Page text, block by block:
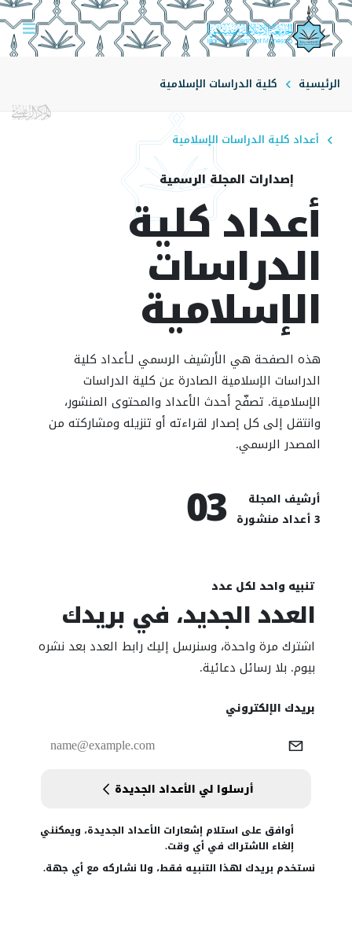
الرئيسية كلية الدراسات الإسلامية
أعداد كلية الدراسات الإسلامية
إصدارات المجلة الرسمية
أعداد كلية
الدراسات
الإسلامية
هذه الصفحة هي الأرشيف الرسمي لـأعداد كلية
الدراسات الإسلامية الصادرة عن كلية الدراسات
الإسلامية. تصفّح أحدث الأعداد والمحتوى المنشور،
وانتقل إلى كل إصدار لقراءته أو تنزيله ومشاركته من
المصدر الرسمي.
أرشيف المجلة 03 3 أعداد منشورة
تنبيه واحد لكل عدد
العدد الجديد، في بريدك
اشترك مرة واحدة، وسنرسل إليك رابط العدد بعد نشره
بيوم. بلا رسائل دعائية.
Website
بريدك الإلكتروني
أرسلوا لي الأعداد الجديدة
أوافق على استلام إشعارات الأعداد الجديدة، ويمكنني
إلغاء الاشتراك في أي وقت.
نستخدم بريدك لهذا التنبيه فقط، ولا نشاركه مع أي جهة.